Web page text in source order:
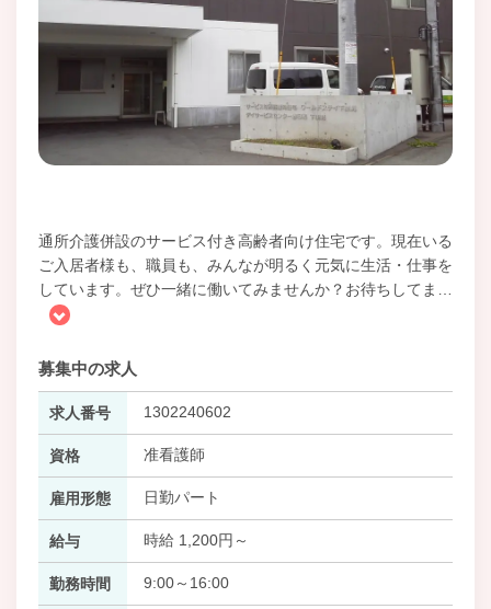
通所介護併設のサービス付き高齢者向け住宅です。現在いる
ご入居者様も、職員も、みんなが明るく元気に生活・仕事を
しています。ぜひ一緒に働いてみませんか？お待ちしてま
募集中の求人
求人番号 1302240602
資格 准看護師
雇用形態 日勤パート
給与 時給 1,200円～
勤務時間 9:00～16:00